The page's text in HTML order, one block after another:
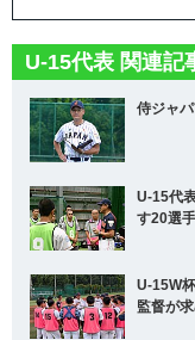
U-15代表 関連記
侍ジャ
U-15代
す20選
U-15W
監督が